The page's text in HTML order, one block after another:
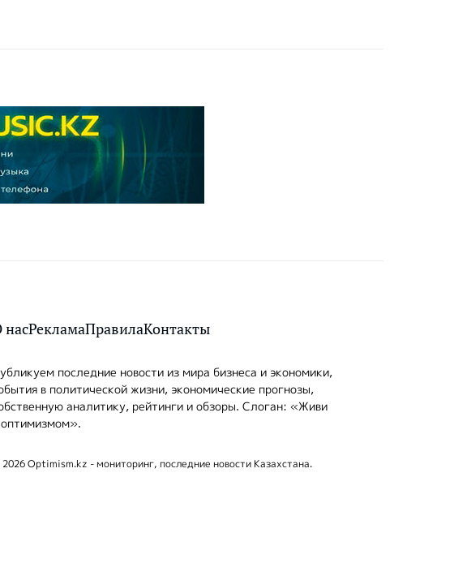
насРекламаПравилаКонтакты
последние новости из мира бизнеса и экономики,
в политической жизни, экономические прогнозы,
аналитику, рейтинги и обзоры. Слоган: «Живи
Optimism.kz - мониторинг, последние новости Казахстана.